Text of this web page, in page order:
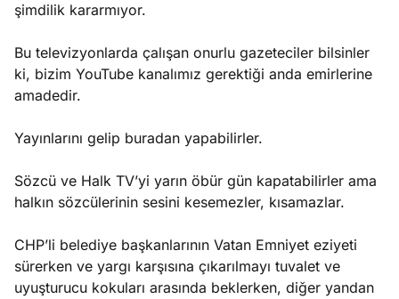
şimdilik kararmıyor.
Bu televizyonlarda çalışan onurlu gazeteciler bilsinler
ki, bizim YouTube kanalımız gerektiği anda emirlerine
amadedir.
Yayınlarını gelip buradan yapabilirler.
Sözcü ve Halk TV’yi yarın öbür gün kapatabilirler ama
halkın sözcülerinin sesini kesemezler, kısamazlar.
CHP’li belediye başkanlarının Vatan Emniyet eziyeti
sürerken ve yargı karşısına çıkarılmayı tuvalet ve
uyuşturucu kokuları arasında beklerken, diğer yandan